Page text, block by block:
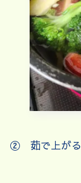
② 茹で上がる